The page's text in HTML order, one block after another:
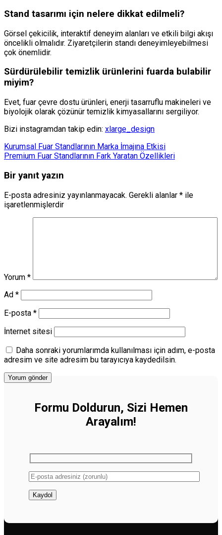
Stand tasarımı için nelere dikkat edilmeli?
Görsel çekicilik, interaktif deneyim alanları ve etkili bilgi akışı
öncelikli olmalıdır. Ziyaretçilerin standı deneyimleyebilmesi
çok önemlidir.
Sürdürülebilir temizlik ürünlerini fuarda bulabilir
miyim?
Evet, fuar çevre dostu ürünleri, enerji tasarruflu makineleri ve
biyolojik olarak çözünür temizlik kimyasallarını sergiliyor.
Bizi instagramdan takip edin: xlarge_design
Kurumsal Fuar Standlarının Marka İmajına Etkisi
Premium Fuar Standlarının Fark Yaratan Özellikleri
Bir yanıt yazın
E-posta adresiniz yayınlanmayacak. Gerekli alanlar * ile
işaretlenmişlerdir
Yorum *
Ad *
E-posta *
İnternet sitesi
Daha sonraki yorumlarımda kullanılması için adım, e-posta
adresim ve site adresim bu tarayıcıya kaydedilsin.
Formu Doldurun, Sizi Hemen
Arayalım!